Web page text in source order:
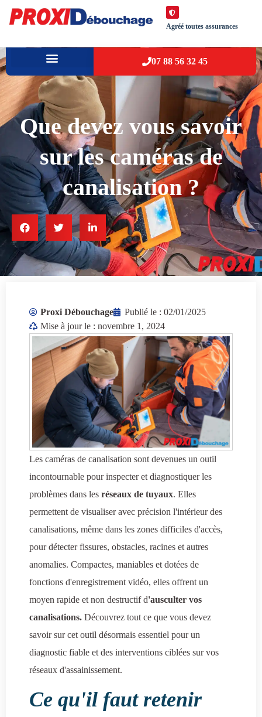
Agréé toutes assurances
07 88 56 32 45
Que devez vous savoir
sur les caméras de
canalisation ?
Proxi Débouchage Publié le : 02/01/2025
Mise à jour le : novembre 1, 2024
Les caméras de canalisation sont devenues un outil
incontournable pour inspecter et diagnostiquer les
problèmes dans les réseaux de tuyaux. Elles
permettent de visualiser avec précision l'intérieur des
canalisations, même dans les zones difficiles d'accès,
pour détecter fissures, obstacles, racines et autres
anomalies. Compactes, maniables et dotées de
fonctions d'enregistrement vidéo, elles offrent un
moyen rapide et non destructif d'ausculter vos
canalisations. Découvrez tout ce que vous devez
savoir sur cet outil désormais essentiel pour un
diagnostic fiable et des interventions ciblées sur vos
réseaux d'assainissement.
Ce qu'il faut retenir